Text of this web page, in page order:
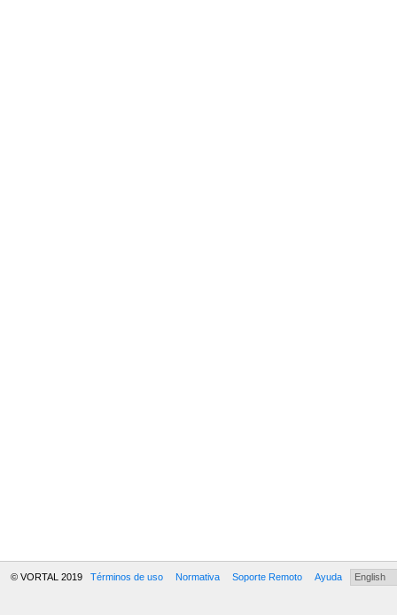
© VORTAL 2019 Términos de uso Normativa Soporte Remoto Ayuda